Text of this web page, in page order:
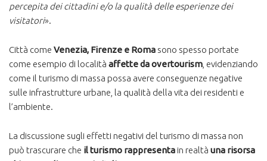
percepita dei cittadini e/o la qualità delle esperienze dei
visitatori».
Città come Venezia, Firenze e Roma sono spesso portate
come esempio di località affette da overtourism , evidenziando
come il turismo di massa possa avere conseguenze negative
sulle infrastrutture urbane, la qualità della vita dei residenti e
l’ambiente.
La discussione sugli effetti negativi del turismo di massa non
può trascurare che il turismo rappresentain realtà una risorsa